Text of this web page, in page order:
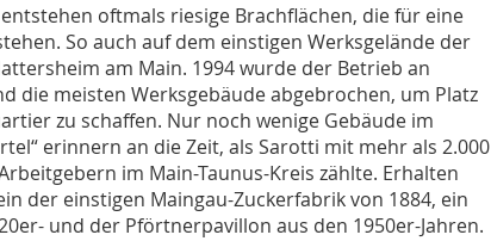
oftmals riesige Brachflächen, die für eine
So auch auf dem einstigen Werksgelände der
am Main. 1994 wurde der Betrieb an
die meisten Werksgebäude abgebrochen, um Platz
zu schaffen. Nur noch wenige Gebäude im
erinnern an die Zeit, als Sarotti mit mehr als 2.000
im Main-Taunus-Kreis zählte. Erhalten
der einstigen Maingau-Zuckerfabrik von 1884, ein
und der Pförtnerpavillon aus den 1950er-Jahren.